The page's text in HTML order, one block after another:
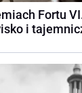
Fortu
i